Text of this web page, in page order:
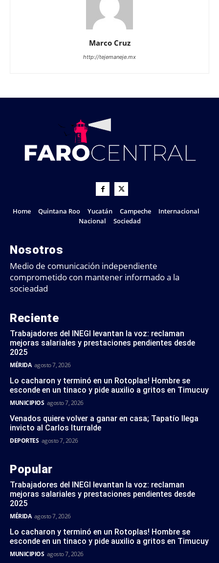
Marco Cruz
http://tejemaneje.mx
Home Quintana Roo Yucatán Campeche
Internacional
Nacional
Sociedad
Nosotros
Medio de comunicación independiente
comprometido con mantener informado a la
socieadad
Reciente
Trabajadores del INEGI levantan la voz: reclaman
mejoras salariales y prestaciones pendientes desde
2025
MÉRIDA agosto 7, 2026
Lo cacharon y terminó en un Rotoplas! Hombre se
esconde en un tinaco y pide auxilio a gritos en Timucuy
MUNICIPIOS agosto 7, 2026
Venados quiere volver a ganar en casa; Tapatío llega
invicto al Carlos Iturralde
DEPORTES agosto 7, 2026
Popular
Trabajadores del INEGI levantan la voz: reclaman
mejoras salariales y prestaciones pendientes desde
2025
MÉRIDA agosto 7, 2026
Lo cacharon y terminó en un Rotoplas! Hombre se
esconde en un tinaco y pide auxilio a gritos en Timucuy
MUNICIPIOS agosto 7, 2026